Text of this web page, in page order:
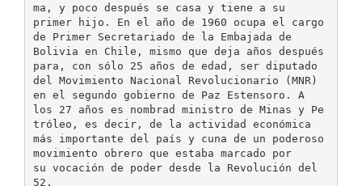
ma, y poco después se casa y tiene a su
primer hijo. En el año de 1960 ocupa el cargo
de Primer Secretariado de la Embajada de
Bolivia en Chile, mismo que deja años después
para, con sólo 25 años de edad, ser diputado
del Movimiento Nacional Revolucionario (MNR)
en el segundo gobierno de Paz Estensoro. A
los 27 años es nombrad ministro de Minas y Pe
tróleo, es decir, de la actividad económica
más importante del país y cuna de un poderoso
movimiento obrero que estaba marcado por
su vocación de poder desde la Revolución del
52.